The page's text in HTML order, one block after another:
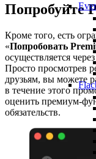
Попробуйте
Кроме того, есть
«Попробовать
осуществляется
Просто просмотрев
друзьям, вы можете
в течение этого
оценить премиум-
обязательств.